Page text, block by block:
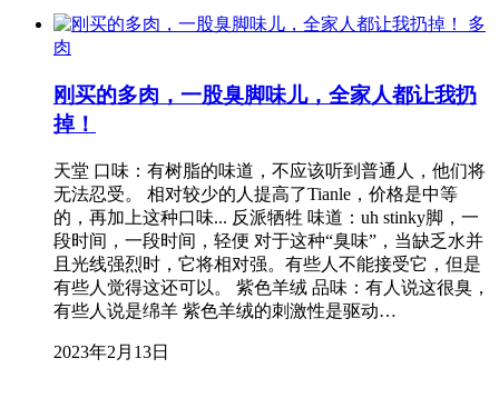
多
肉
刚买的多肉，一股臭脚味儿，全家人都让我扔
掉！
天堂 口味：有树脂的味道，不应该听到普通人，他们将
无法忍受。 相对较少的人提高了Tianle，价格是中等
的，再加上这种口味... 反派牺牲 味道：uh stinky脚，一
段时间，一段时间，轻便 对于这种“臭味”，当缺乏水并
且光线强烈时，它将相对强。有些人不能接受它，但是
有些人觉得这还可以。 紫色羊绒 品味：有人说这很臭，
有些人说是绵羊 紫色羊绒的刺激性是驱动…
2023年2月13日